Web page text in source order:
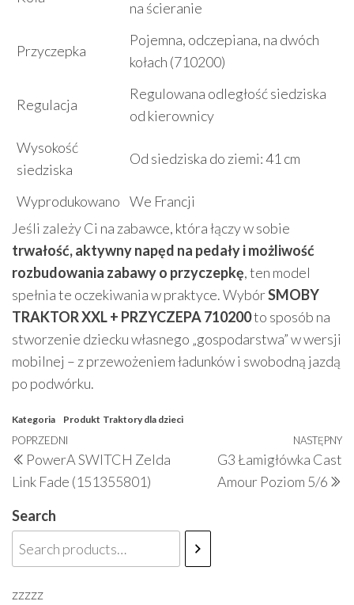
na ścieranie
Przyczepka
Pojemna, odczepiana, na dwóch
kołach (710200)
Regulacja
Regulowana odległość siedziska
od kierownicy
Wysokość
siedziska
Od siedziska do ziemi: 41 cm
Wyprodukowano We Francji
Jeśli zależy Ci na zabawce, która łączy w sobie
trwałość, aktywny napęd na pedały i możliwość
rozbudowania zabawy o przyczepkę, ten model
spełnia te oczekiwania w praktyce. WybórSMOBY
TRAKTOR XXL + PRZYCZEPA 710200to sposób na
stworzenie dziecku własnego „gospodarstwa” w wersji
mobilnej – z przewożeniem ładunków i swobodną jazdą
po podwórku.
Kategoria Produkt Traktory dla dzieci
Nawigacja
wpisu
Poprzedni
wpis
POPRZEDNI
PowerA SWITCH Zelda
Link Fade (151355801)
NASTĘPNY
G3 Łamigłówka Cast
Amour Poziom 5/6
Search
zzzzz